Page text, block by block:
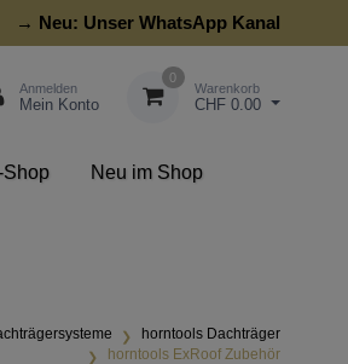
→ Neu: Unser WhatsApp Kanal
Anmelden
Mein Konto
0
Warenkorb
CHF 0.00
Shop Neu im Shop
horntools Dachträger
horntools ExRoof Zubehör